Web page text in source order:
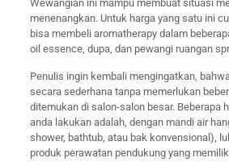
Wewangian ini mampu membuat situasi
menenangkan. Untuk harga yang satu ini
bisa membeli aromatherapy dalam
oil essence, dupa, dan pewangi ruangan
Penulis ingin kembali mengingatkan,
secara sederhana tanpa memerlukan
ditemukan di salon-salon besar. Beberapa
anda lakukan adalah, dengan mandi air
shower, bathtub, atau bak konvensional),
produk perawatan pendukung yang